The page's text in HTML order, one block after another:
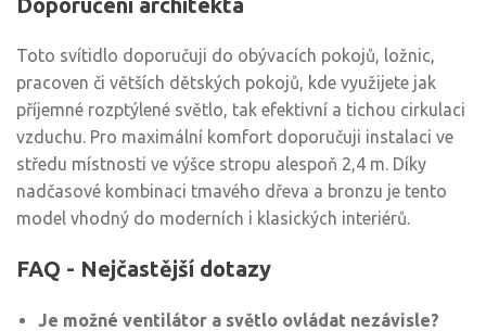
Toto svítidlo doporučuji do obývacích pokojů, ložnic,
pracoven či větších dětských pokojů, kde využijete jak
příjemné rozptýlené světlo, tak efektivní a tichou cirkulaci
vzduchu. Pro maximální komfort doporučuji instalaci ve
středu místnosti ve výšce stropu alespoň 2,4 m. Díky
nadčasové kombinaci tmavého dřeva a bronzu je tento
model vhodný do moderních i klasických interiérů.
FAQ - Nejčastější dotazy
Je možné ventilátor a světlo ovládat nezávisle?